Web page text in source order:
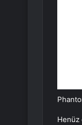
Henüz